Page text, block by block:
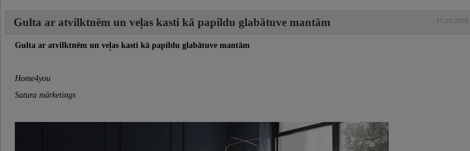
Gulta ar atvilktnēm un veļas kasti kā papildu glabātuve mantām 17.10.2019
Gulta ar atvilktnēm un veļas kasti kā papildu glabātuve mantām
Home4you
Satura mārketings